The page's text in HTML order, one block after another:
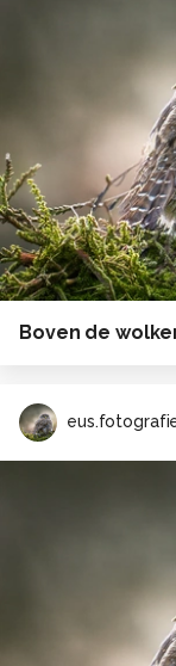
Boven de